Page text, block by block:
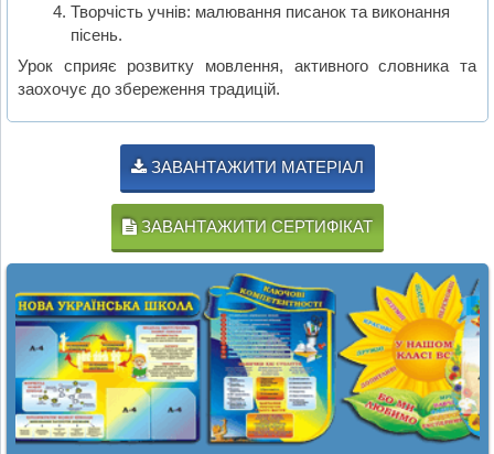
Творчість учнів: малювання писанок та виконання
пісень.
Урок сприяє розвитку мовлення, активного словника та
заохочує до збереження традицій.
ЗАВАНТАЖИТИ МАТЕРІАЛ
ЗАВАНТАЖИТИ СЕРТИФІКАТ